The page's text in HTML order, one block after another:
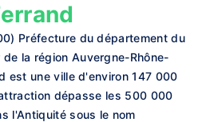
Préfecture du département du
la région Auvergne-Rhône-
est une ville d'environ 147 000
dépasse les 500 000
l'Antiquité sous le nom